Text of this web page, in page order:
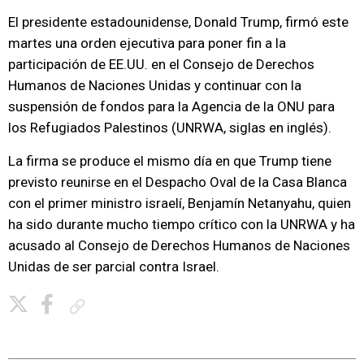
El presidente estadounidense, Donald Trump, firmó este
martes una orden ejecutiva para poner fin a la
participación de EE.UU. en el Consejo de Derechos
Humanos de Naciones Unidas y continuar con la
suspensión de fondos para la Agencia de la ONU para
los Refugiados Palestinos (UNRWA, siglas en inglés).
La firma se produce el mismo día en que Trump tiene
previsto reunirse en el Despacho Oval de la Casa Blanca
con el primer ministro israelí, Benjamín Netanyahu, quien
ha sido durante mucho tiempo crítico con la UNRWA y ha
acusado al Consejo de Derechos Humanos de Naciones
Unidas de ser parcial contra Israel.